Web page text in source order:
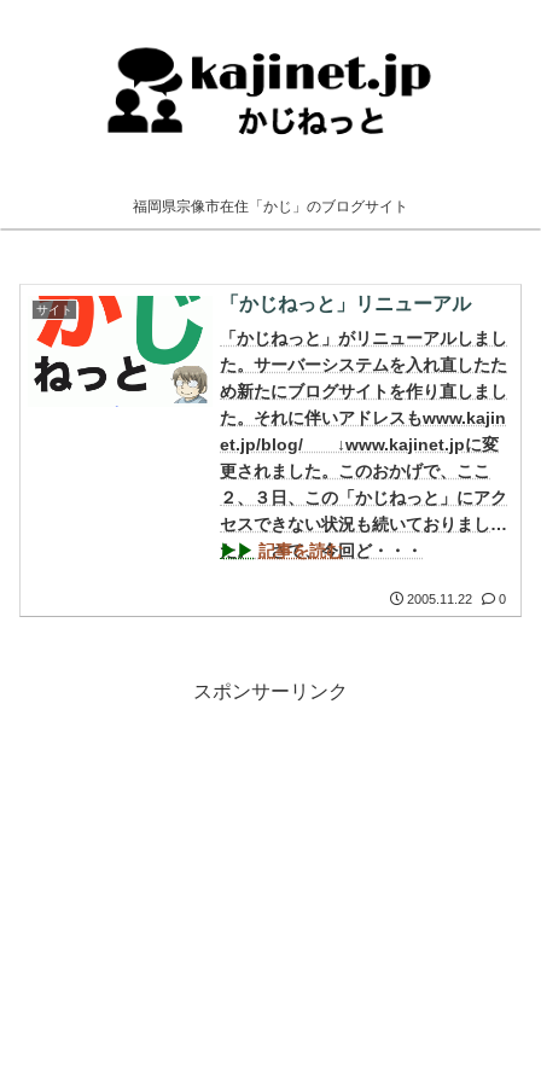
福岡県宗像市在住「かじ」のブログサイト
サイト 「かじねっと」リニューアル
「かじねっと」がリニューアルしまし
た。サーバーシステムを入れ直したた
め新たにブログサイトを作り直しまし
た。それに伴いアドレスもwww.kajin
et.jp/blog/ ↓www.kajinet.jpに変
更されました。このおかげで、ここ
２、３日、この「かじねっと」にアク
セスできない状況も続いておりまし
た。 さて、今回ど・・・
▶︎▶︎ 記事を読む
2005.11.22 0
スポンサーリンク